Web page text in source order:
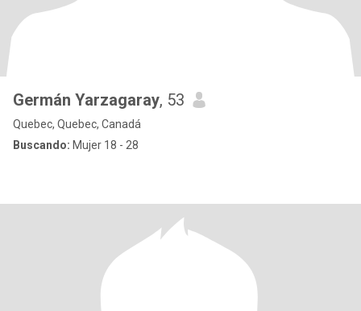
Germán Yarzagaray, 53
Quebec, Quebec, Canadá
Buscando: Mujer 18 - 28